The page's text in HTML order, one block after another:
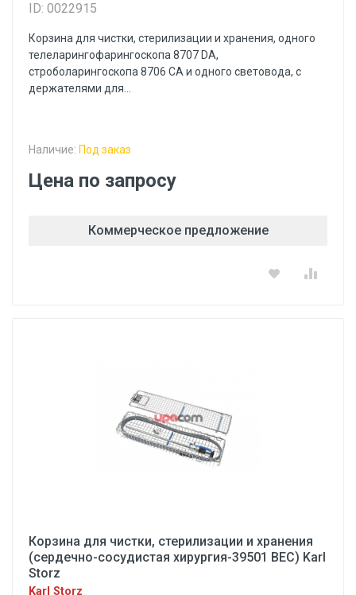
ID: 0022915
Корзина для чистки, стерилизации и хранения, одного
телеларингофарингоскопа 8707 DA,
строболарингоскопа 8706 СА и одного световода, с
держателями для...
Наличие: Под заказ
Цена по запросу
Коммерческое предложение
Корзина для чистки, стерилизации и хранения
(сердечно-сосудистая хирургия-39501 ВЕС) Karl
Storz
Karl Storz